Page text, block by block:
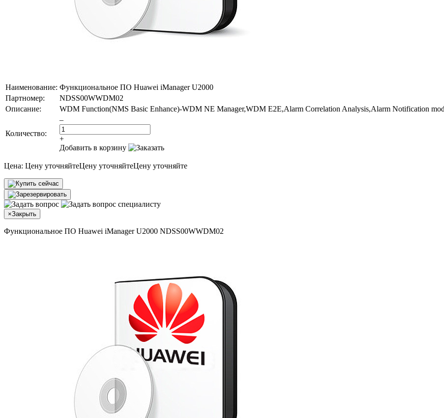
Наименование: Функциональное ПО Huawei iManager U2000
Партномер:
NDSS00WWDM02
Описание:
WDM Function(NMS Basic Enhance)-WDM NE Manager,WDM E2E,Alarm Correlation Analysis,Alarm Notification
Количество:
–
+
Добавить в корзину
Цена: Цену уточняйтеЦену уточняйтеЦену уточняйте
×Закрыть
Функциональное ПО Huawei iManager U2000 NDSS00WWDM02